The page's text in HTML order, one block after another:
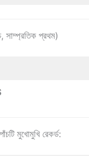
সাম্প্রতিক প্রথম)
মুখোমুখি রেকর্ড: